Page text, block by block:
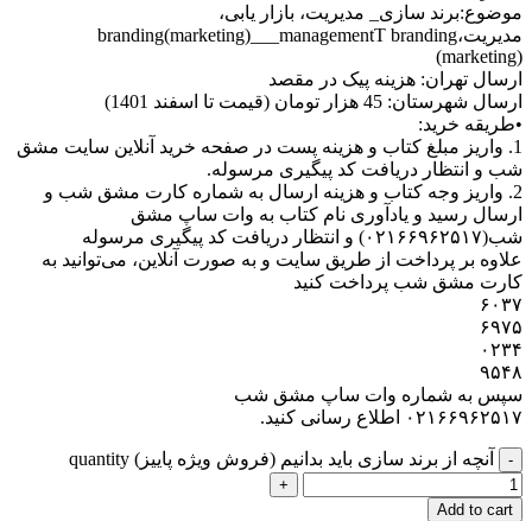
موضوع:برند سازی_ مدیریت، بازار یابی،
مدیریت،branding(marketing)___managementT branding
(marketing)
ارسال تهران: هزینه پیک در مقصد
ارسال شهرستان: 45 هزار تومان (قیمت تا اسفند 1401)
•طریقه خرید:
1. واریز مبلغ کتاب و هزینه پست در صفحه خرید آنلاین سایت مشق
شب و انتظار دریافت کد پیگیری مرسوله.
2. واریز وجه کتاب و هزینه ارسال به شماره کارت مشق شب و
ارسال رسید و یادآوری نام کتاب به وات ساپ مشق
شب(۰۲۱۶۶۹۶۲۵۱۷) و انتظار دریافت کد پیگیری مرسوله
علاوه بر پرداخت از طریق سایت و به صورت آنلاین، می‌توانید به
کارت مشق شب پرداخت کنید
۶۰۳۷
۶۹۷۵
۰۲۳۴
۹۵۴۸
سپس به شماره وات ساپ مشق شب
۰۲۱۶۶۹۶۲۵۱۷ اطلاع رسانی کنید.
آنچه از برند سازی باید بدانیم (فروش ویژه پاییز) quantity
Add to cart